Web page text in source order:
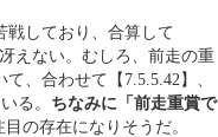
戦しており、合算して
えない。むしろ、前走の重
、合わせて【7.5.5.42】、
る。 ちなみに「前走重賞で
の存在になりそうだ。